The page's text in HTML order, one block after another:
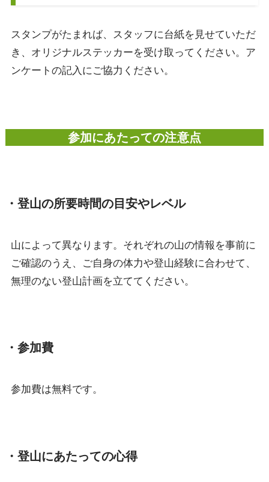
スタンプがたまれば、スタッフに台紙を見せていただ
き、オリジナルステッカーを受け取ってください。ア
ンケートの記入にご協力ください。
参加にあたっての注意点
・登山の所要時間の目安やレベル
山によって異なります。それぞれの山の情報を事前に
ご確認のうえ、ご自身の体力や登山経験に合わせて、
無理のない登山計画を立ててください。
・参加費
参加費は無料です。
・登山にあたっての心得